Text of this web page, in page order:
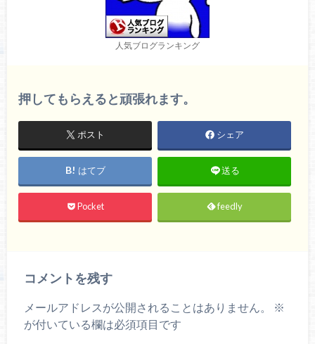
人気ブログランキング
押してもらえると頑張れます。
ポスト シェア
はてブ 送る
Pocket feedly
コメントを残す
メールアドレスが公開されることはありません。
※
が付いている欄は必須項目です